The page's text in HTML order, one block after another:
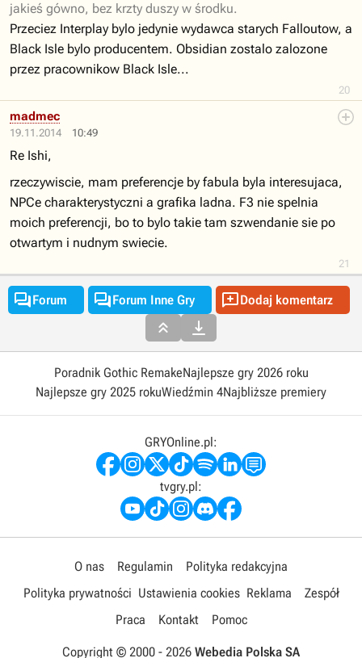
20
jakieś gówno, bez krzty duszy w środku.
Przeciez Interplay bylo jedynie wydawca starych Falloutow, a
Black Isle bylo producentem. Obsidian zostalo zalozone
przez pracownikow Black Isle...
19.11.2014 10:49
21
madmec
Re Ishi,
rzeczywiscie, mam preferencje by fabula byla interesujaca,
NPCe charakterystyczni a grafika ladna. F3 nie spelnia
moich preferencji, bo to bylo takie tam szwendanie sie po
otwartym i nudnym swiecie.
Forum Forum Inne Gry Dodaj komentarz
 
Poradnik Gothic RemakeNajlepsze gry 2026 roku
Najlepsze gry 2025 rokuWiedźmin 4Najbliższe premiery
GRYOnline.pl:
tvgry.pl:
O nas Regulamin
Polityka redakcyjna
Polityka prywatności Ustawienia cookies Reklama
Zespół
Praca
Kontakt Pomoc
Copyright © 2000 - 2026 Webedia Polska SA